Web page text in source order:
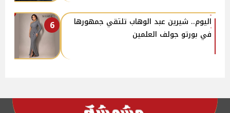
6
اليوم.. شيرين عبد الوهاب تلتقي جمهورها
في بورتو جولف العلمين